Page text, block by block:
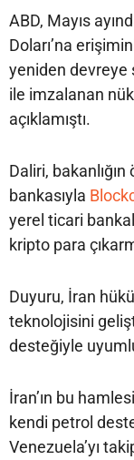
ABD, Mayıs
Doları’na
yeniden devreye
ile imzalanan
açıklamıştı.
Daliri,
bankasıyla
yerel ticari
kripto para
Duyuru, İran
teknolojisini
desteğiyle
İran’ın bu
kendi petrol
Venezuela’yı